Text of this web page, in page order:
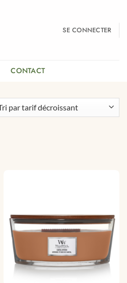
SE CONNECTER
CONTACT